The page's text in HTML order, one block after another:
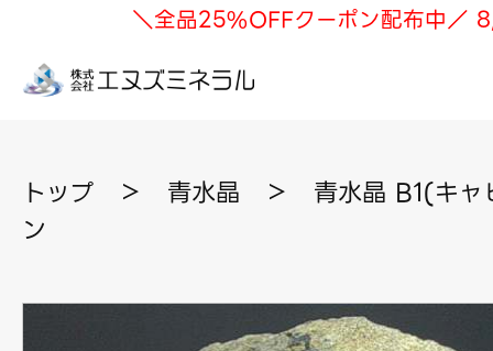
＼全品25%OFFクーポン配布中／
トップ ＞ 青水晶 ＞
青水晶 B1(キャ
ン